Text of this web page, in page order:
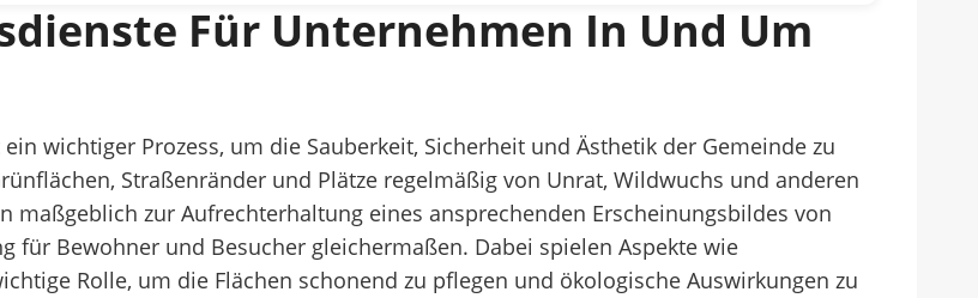
Für Unternehmen In Und Um
wichtiger Prozess, um die Sauberkeit, Sicherheit und Ästhetik der Gemeinde zu
Straßenränder und Plätze regelmäßig von Unrat, Wildwuchs und anderen
maßgeblich zur Aufrechterhaltung eines ansprechenden Erscheinungsbildes von
für Bewohner und Besucher gleichermaßen. Dabei spielen Aspekte wie
Rolle, um die Flächen schonend zu pflegen und ökologische Auswirkungen zu